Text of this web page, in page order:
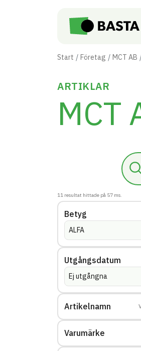
Start Företag MCT AB
ARTIKLAR
MCT
11 resultat hittade på 57 ms.
Betyg
ALFA
Utgångsdatum
Ej utgångna
Artikelnamn
Varumärke